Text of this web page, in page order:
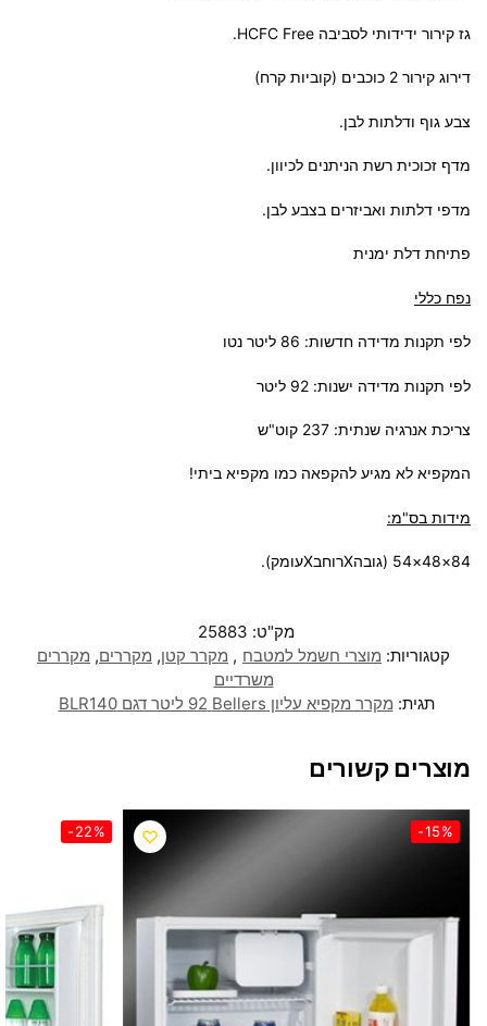
גז קירור ידידותי לסביבה HCFC Free.
דירוג קירור 2 כוכבים (קוביות קרח)
צבע גוף ודלתות לבן.
מדף זכוכית רשת הניתנים לכיוון.
מדפי דלתות ואביזרים בצבע לבן.
פתיחת דלת ימנית
נפח כללי
לפי תקנות מדידה חדשות: 86 ליטר נטו
לפי תקנות מדידה ישנות: 92 ליטר
צריכת אנרגיה שנתית: 237 קוט"ש
המקפיא לא מגיע להקפאה כמו מקפיא ביתי!
מידות בס"מ:
84×48×54 (גובהXרוחבXעומק).
מק"ט: 25883
קטגוריות: מוצרי חשמל למטבח , מקרר קטן, מקררים, מקררים
משרדיים
תגית: מקרר מקפיא עליון Bellers ‏92 ‏ליטר דגם BLR140
מוצרים קשורים
-15%
-22%